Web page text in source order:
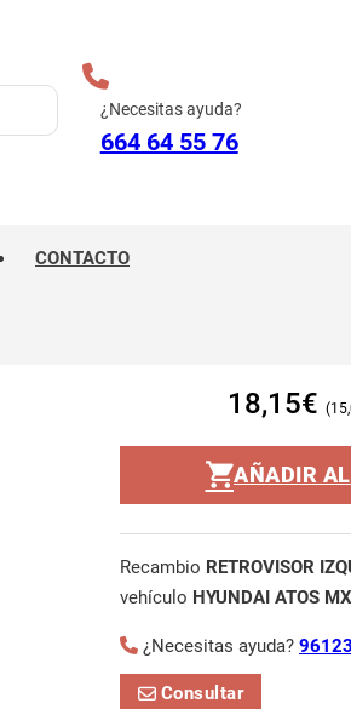
¿Necesitas ayuda?
664 64 55 76
CONTACTO
18,15€
AÑADIR
Recambio RETROVISOR
vehículo HYUNDAI ATOS MX
¿Necesitas ayuda?
Consultar